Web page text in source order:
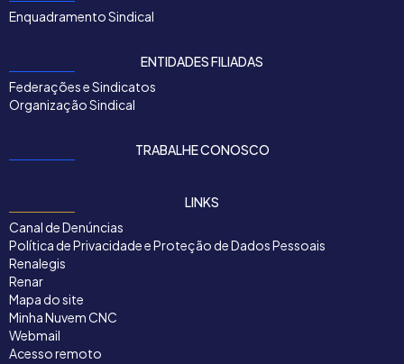
Enquadramento Sindical
ENTIDADES FILIADAS
Federações e Sindicatos
Organização Sindical
TRABALHE CONOSCO
LINKS
Canal de Denúncias
Política de Privacidade e Proteção de Dados Pessoais
Renalegis
Renar
Mapa do site
Minha Nuvem CNC
Webmail
Acesso remoto